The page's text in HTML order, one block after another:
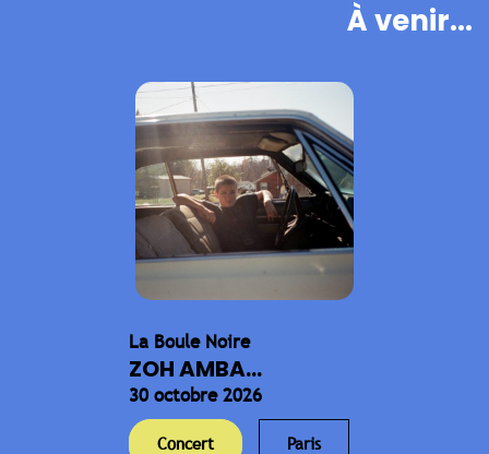
À venir...
La Boule Noire
ZOH AMBA...
30 octobre 2026
Concert Paris